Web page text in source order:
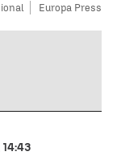
Europa Press